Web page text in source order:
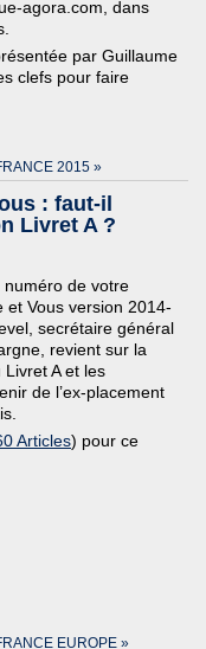
agora.com, dans
par Guillaume
clefs pour faire
2015 »
: faut-il
Livret A ?
numéro de votre
et Vous version 2014-
secrétaire général
revient sur la
A et les
de l’ex-placement
Articles) pour ce
EUROPE »